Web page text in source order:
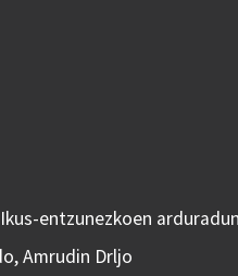
entzunezkoen
Amrudin Drljo